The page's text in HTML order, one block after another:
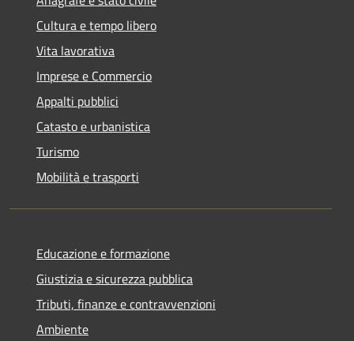
Cultura e tempo libero
Vita lavorativa
Imprese e Commercio
Appalti pubblici
Catasto e urbanistica
Turismo
Mobilità e trasporti
Educazione e formazione
Giustizia e sicurezza pubblica
Tributi, finanze e contravvenzioni
Ambiente